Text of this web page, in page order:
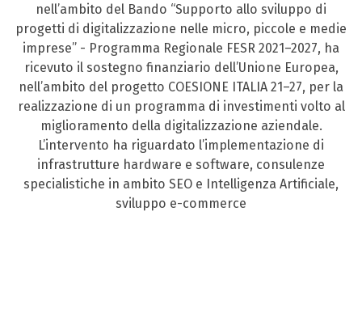
nell’ambito del Bando “Supporto allo sviluppo di
progetti di digitalizzazione nelle micro, piccole e medie
imprese” - Programma Regionale FESR 2021–2027, ha
ricevuto il sostegno finanziario dell’Unione Europea,
nell’ambito del progetto COESIONE ITALIA 21–27, per la
realizzazione di un programma di investimenti volto al
miglioramento della digitalizzazione aziendale.
L’intervento ha riguardato l’implementazione di
infrastrutture hardware e software, consulenze
specialistiche in ambito SEO e Intelligenza Artificiale,
sviluppo e-commerce